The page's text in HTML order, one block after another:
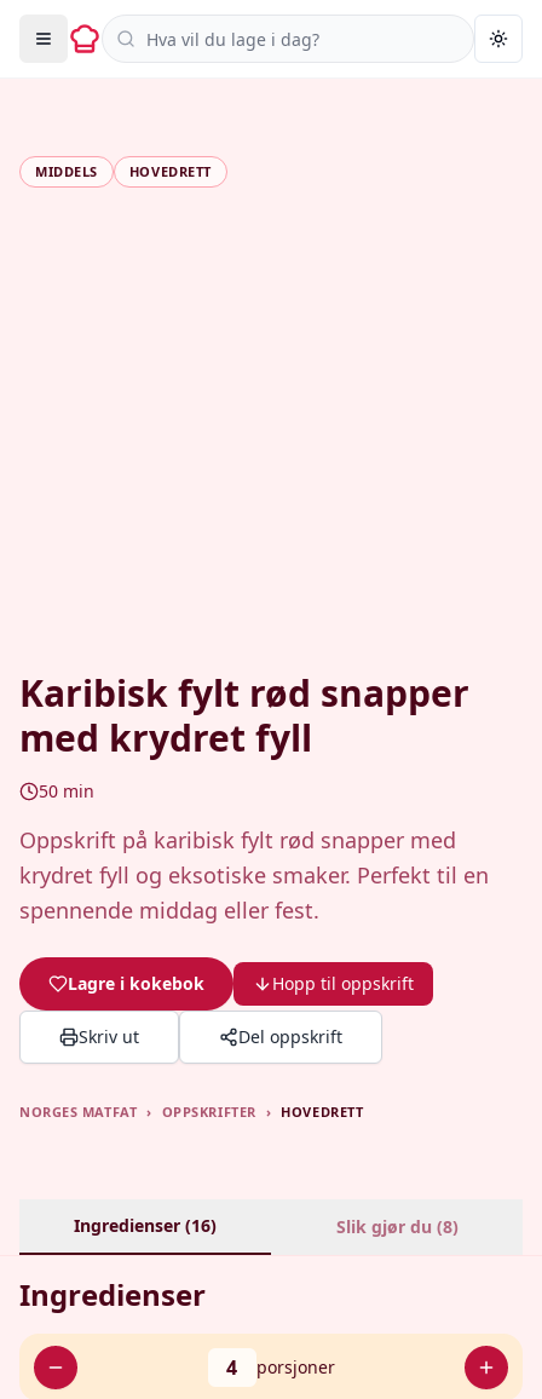
Søk i oppskrifter
MIDDELS HOVEDRETT
Karibisk fylt rød snapper
med krydret fyll
50 min
Oppskrift på karibisk fylt rød snapper med
krydret fyll og eksotiske smaker. Perfekt til en
spennende middag eller fest.
Lagre i kokebok Hopp til oppskrift
Skriv ut Del oppskrift
NORGES MATFAT › OPPSKRIFTER › HOVEDRETT
Ingredienser (16) Slik gjør du (8)
Ingredienser
4 porsjoner